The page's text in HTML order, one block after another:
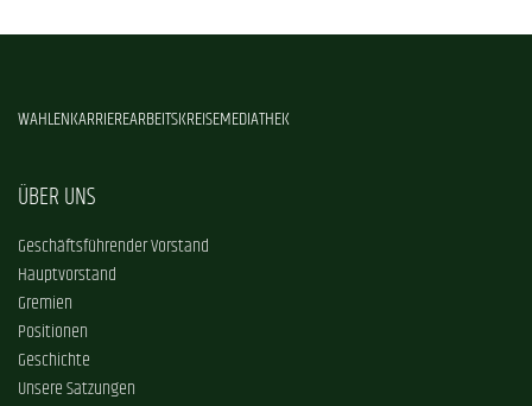
WAHLENKARRIEREARBEITSKREISEMEDIATHEK
ÜBER UNS
Geschäftsführender Vorstand
Hauptvorstand
Gremien
Positionen
Geschichte
Unsere Satzungen